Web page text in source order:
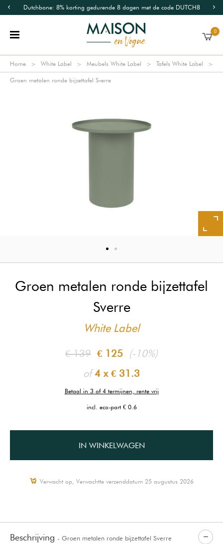
Dutchbone: 8% korting gedurende 8 dagen met de code DUTCH8
0
Home White Label Meubels White Label Tafels White Label
Groen metalen ronde bijzettafel Sverre
Groen metalen ronde bijzettafel
Sverre
White Label
€ 139 € 125 (-10%)
of4 x € 31.3
Betaal in 3 of 4 termijnen, rente vrij
incl. eco-part € 0.6
IN WINKELWAGEN
Verwacht op, Verwachtte verzenddatum 25 augustus 2026
Beschrijving - Groen metalen ronde bijzettafel Sverre